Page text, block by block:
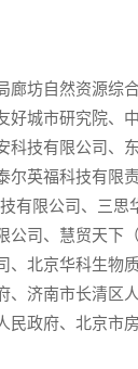
廊坊自然资源综
好城市研究院、
科技有限公司、
英福科技有限责
有限公司、三思
公司、慧贸天下
、北京华科生物
、济南市长清区
民政府、北京市